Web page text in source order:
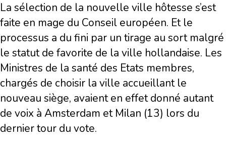
La sélection de la nouvelle ville hôtesse s’est
faite en mage du Conseil européen. Et le
processus a du fini par un tirage au sort malgré
le statut de favorite de la ville hollandaise. Les
Ministres de la santé des Etats membres,
chargés de choisir la ville accueillant le
nouveau siège, avaient en effet donné autant
de voix à Amsterdam et Milan (13) lors du
dernier tour du vote.